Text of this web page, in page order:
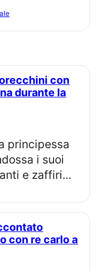
durante la
i suoi
e zaffiri...
con re carlo a